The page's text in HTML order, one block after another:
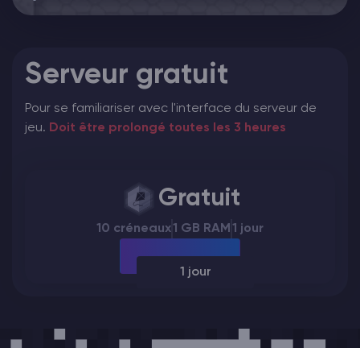
Serveur gratuit
Pour se familiariser avec l'interface du serveur de
jeu. Doit être prolongé toutes les 3 heures
Gratuit
10 créneaux1 GB RAM 1 jour
1 jour